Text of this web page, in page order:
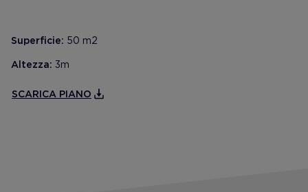
Superficie: 50 m2
Altezza: 3m
SCARICA PIANO